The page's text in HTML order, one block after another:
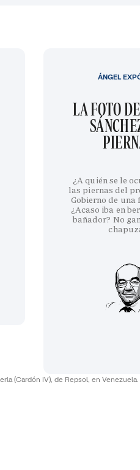
LA FOTO
¿A quién se le
las piernas del
Gobierno de
¿Acaso iba en
bañador? No
ÁNGEL
(Cardón IV), de Repsol, en Venezuela.